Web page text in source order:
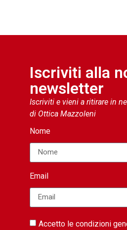
Iscriviti alla
newsletter
Iscriviti e vieni a ritirare in
di Ottica Mazzoleni
Nome
Email
Accetto le condizioni